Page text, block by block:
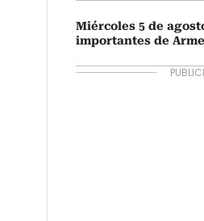
Miércoles 5 de
importantes de